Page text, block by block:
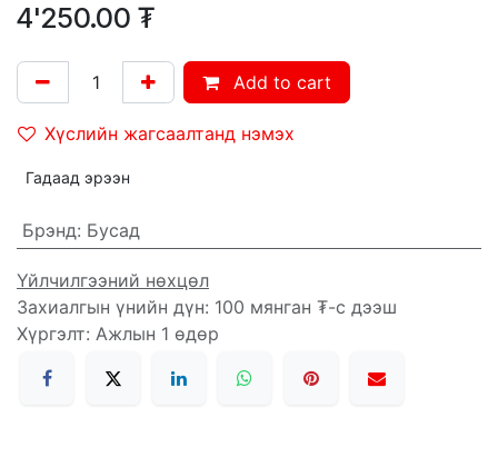
4'250.00 ₮
Add to cart
Хүслийн жагсаалтанд нэмэх
Гадаад эрээн
Брэнд: Бусад
Үйлчилгээний нөхцөл
Захиалгын үнийн дүн: 100 мянган ₮-с дээш
Хүргэлт: Ажлын 1 өдөр